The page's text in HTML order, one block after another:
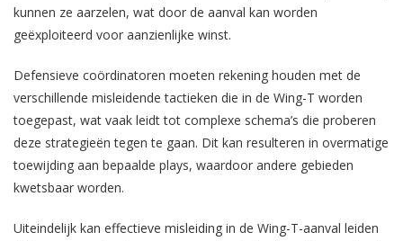
kunnen ze aarzelen, wat door de aanval kan worden
geëxploiteerd voor aanzienlijke winst.
Defensieve coördinatoren moeten rekening houden met de
verschillende misleidende tactieken die in de Wing-T worden
toegepast, wat vaak leidt tot complexe schema’s die proberen
deze strategieën tegen te gaan. Dit kan resulteren in overmatige
toewijding aan bepaalde plays, waardoor andere gebieden
kwetsbaar worden.
Uiteindelijk kan effectieve misleiding in de Wing-T-aanval leiden